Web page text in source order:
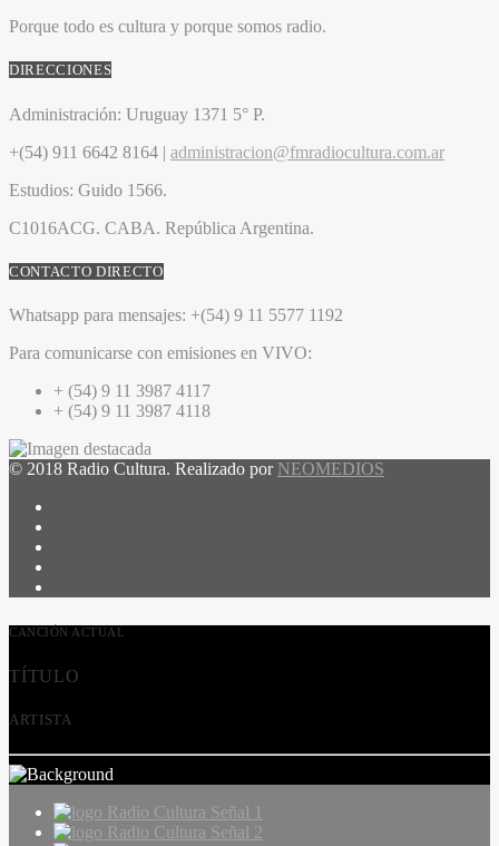
Porque todo es cultura y porque somos radio.
DIRECCIONES
Administración: Uruguay 1371 5° P.
+(54) 911 6642 8164 | administracion@fmradiocultura.com.ar
Estudios: Guido 1566.
C1016ACG. CABA. República Argentina.
CONTACTO DIRECTO
Whatsapp para mensajes: +(54) 9 11 5577 1192
Para comunicarse con emisiones en VIVO:
+ (54) 9 11 3987 4117
+ (54) 9 11 3987 4118
© 2018 Radio Cultura. Realizado por NEOMEDIOS
CANCIÓN ACTUAL
TÍTULO
ARTISTA
Radio Cultura Señal 1
Radio Cultura Señal 2